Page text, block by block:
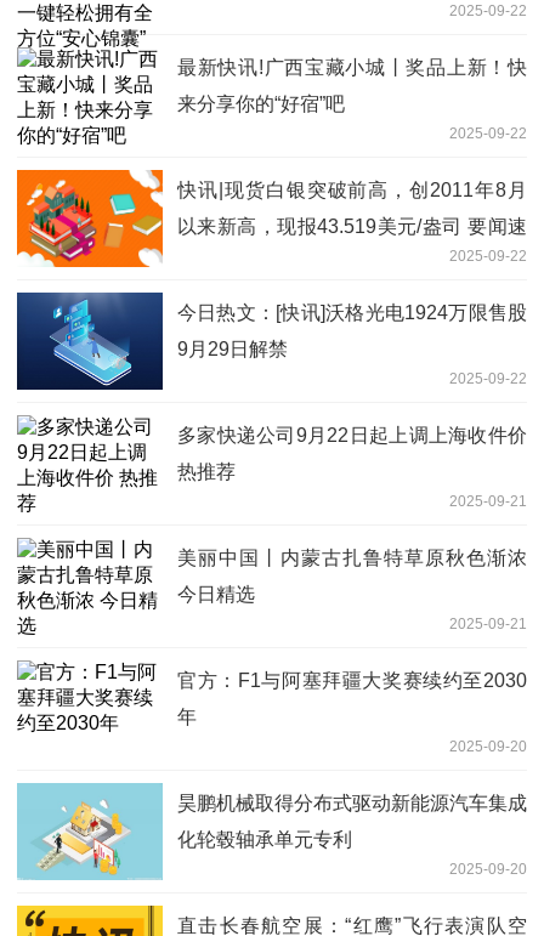
2025-09-22
最新快讯!广西宝藏小城丨奖品上新！快
来分享你的“好宿”吧
2025-09-22
快讯|现货白银突破前高，创2011年8月
以来新高，现报43.519美元/盎司 要闻速
2025-09-22
今日热文：[快讯]沃格光电1924万限售股
9月29日解禁
2025-09-22
多家快递公司9月22日起上调上海收件价
热推荐
2025-09-21
美丽中国丨内蒙古扎鲁特草原秋色渐浓
今日精选
2025-09-21
官方：F1与阿塞拜疆大奖赛续约至2030
年
2025-09-20
昊鹏机械取得分布式驱动新能源汽车集成
化轮毂轴承单元专利
2025-09-20
直击长春航空展：“红鹰”飞行表演队空